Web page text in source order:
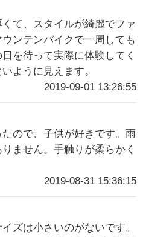
て、スタイルが綺麗でファ
ンテンバイクで一周しても
を待って実際に体験してく
ように見えます。
2019-09-01 13:26:55
ので、子供が好きです。雨
ません。手触りが柔らかく
2019-08-31 15:36:15
ズは小さいのがないです。